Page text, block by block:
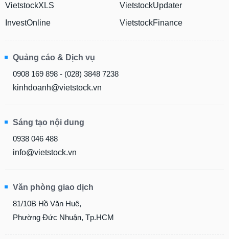
VietstockXLS
InvestOnline
VietstockUpdater
VietstockFinance
Quảng cáo & Dịch vụ
0908 169 898 - (028) 3848 7238
kinhdoanh@vietstock.vn
Sáng tạo nội dung
0938 046 488
info@vietstock.vn
Văn phòng giao dịch
81/10B Hồ Văn Huê,
Phường Đức Nhuận, Tp.HCM